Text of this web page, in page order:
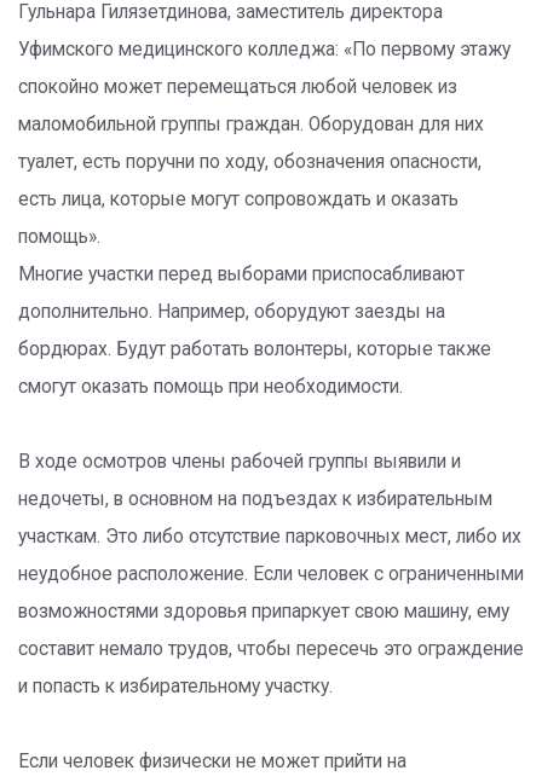
Гульнара Гилязетдинова, заместитель директора
Уфимского медицинского колледжа: «По первому этажу
спокойно может перемещаться любой человек из
маломобильной группы граждан. Оборудован для них
туалет, есть поручни по ходу, обозначения опасности,
есть лица, которые могут сопровождать и оказать
помощь».
Многие участки перед выборами приспосабливают
дополнительно. Например, оборудуют заезды на
бордюрах. Будут работать волонтеры, которые также
смогут оказать помощь при необходимости.
В ходе осмотров члены рабочей группы выявили и
недочеты, в основном на подъездах к избирательным
участкам. Это либо отсутствие парковочных мест, либо их
неудобное расположение. Если человек с ограниченными
возможностями здоровья припаркует свою машину, ему
составит немало трудов, чтобы пересечь это ограждение
и попасть к избирательному участку.
Если человек физически не может прийти на